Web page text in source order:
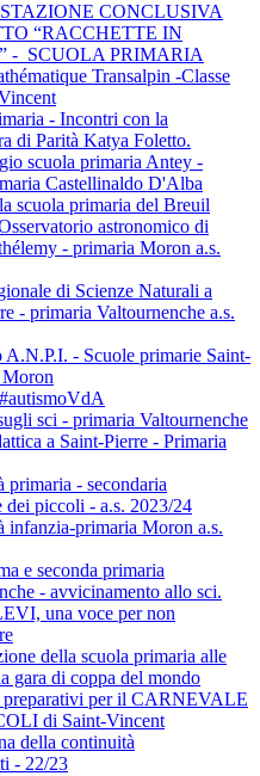
CONCLUSIVA
“RACCHETTE IN
- SCUOLA PRIMARIA
Transalpin -Classe
- Incontri con la
di Parità Katya Foletto.
scuola primaria Antey -
Castellinaldo D'Alba
scuola primaria del Breuil
astronomico di
- primaria Moron a.s.
di Scienze Naturali a
- primaria Valtournenche a.s.
A.N.P.I. - Scuole primarie Saint-
sci - primaria Valtournenche
a Saint-Pierre - Primaria
primaria - secondaria
dei piccoli - a.s. 2023/24
infanzia-primaria Moron a.s.
e seconda primaria
- avvicinamento allo sci.
una voce per non
della scuola primaria alle
gara di coppa del mondo
preparativi per il CARNEVALE
di Saint-Vincent
della continuità
- 22/23